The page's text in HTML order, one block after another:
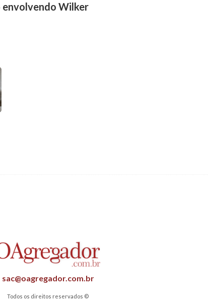
envolvendo Wilker
sac@oagregador.com.br
Todos os direitos reservados ©